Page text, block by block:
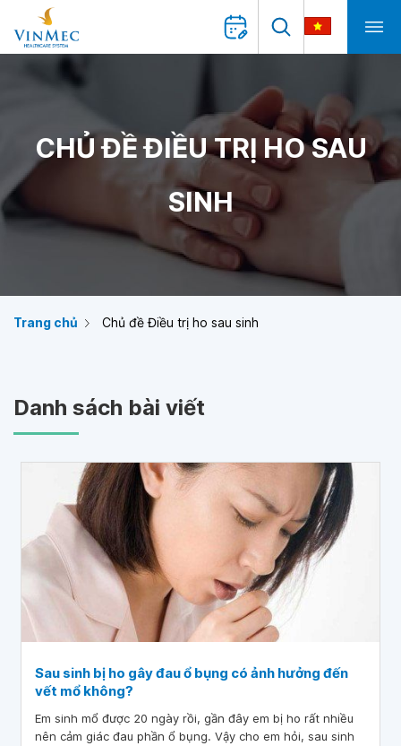
CHỦ ĐỀ ĐIỀU TRỊ HO SAU
SINH
Trang chủ Chủ đề Điều trị ho sau sinh
Danh sách bài viết
Sau sinh bị ho gây đau ổ bụng có ảnh hưởng đến
vết mổ không?
Em sinh mổ được 20 ngày rồi, gần đây em bị ho rất nhiều
nên cảm giác đau phần ổ bụng. Vậy cho em hỏi, sau sinh